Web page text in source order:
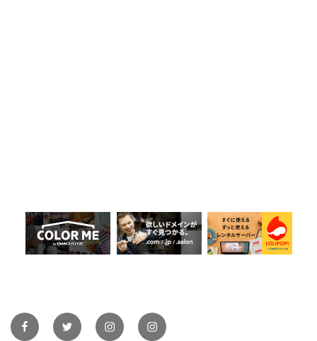
Facebook@axiscomputer
Twitter@axiscomputer
Instagram@axiscomputer
Instagram@iphone